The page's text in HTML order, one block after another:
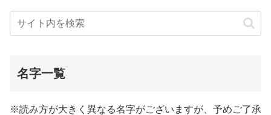
名字一覧
※読み方が大きく異なる名字がございますが、予めご了承